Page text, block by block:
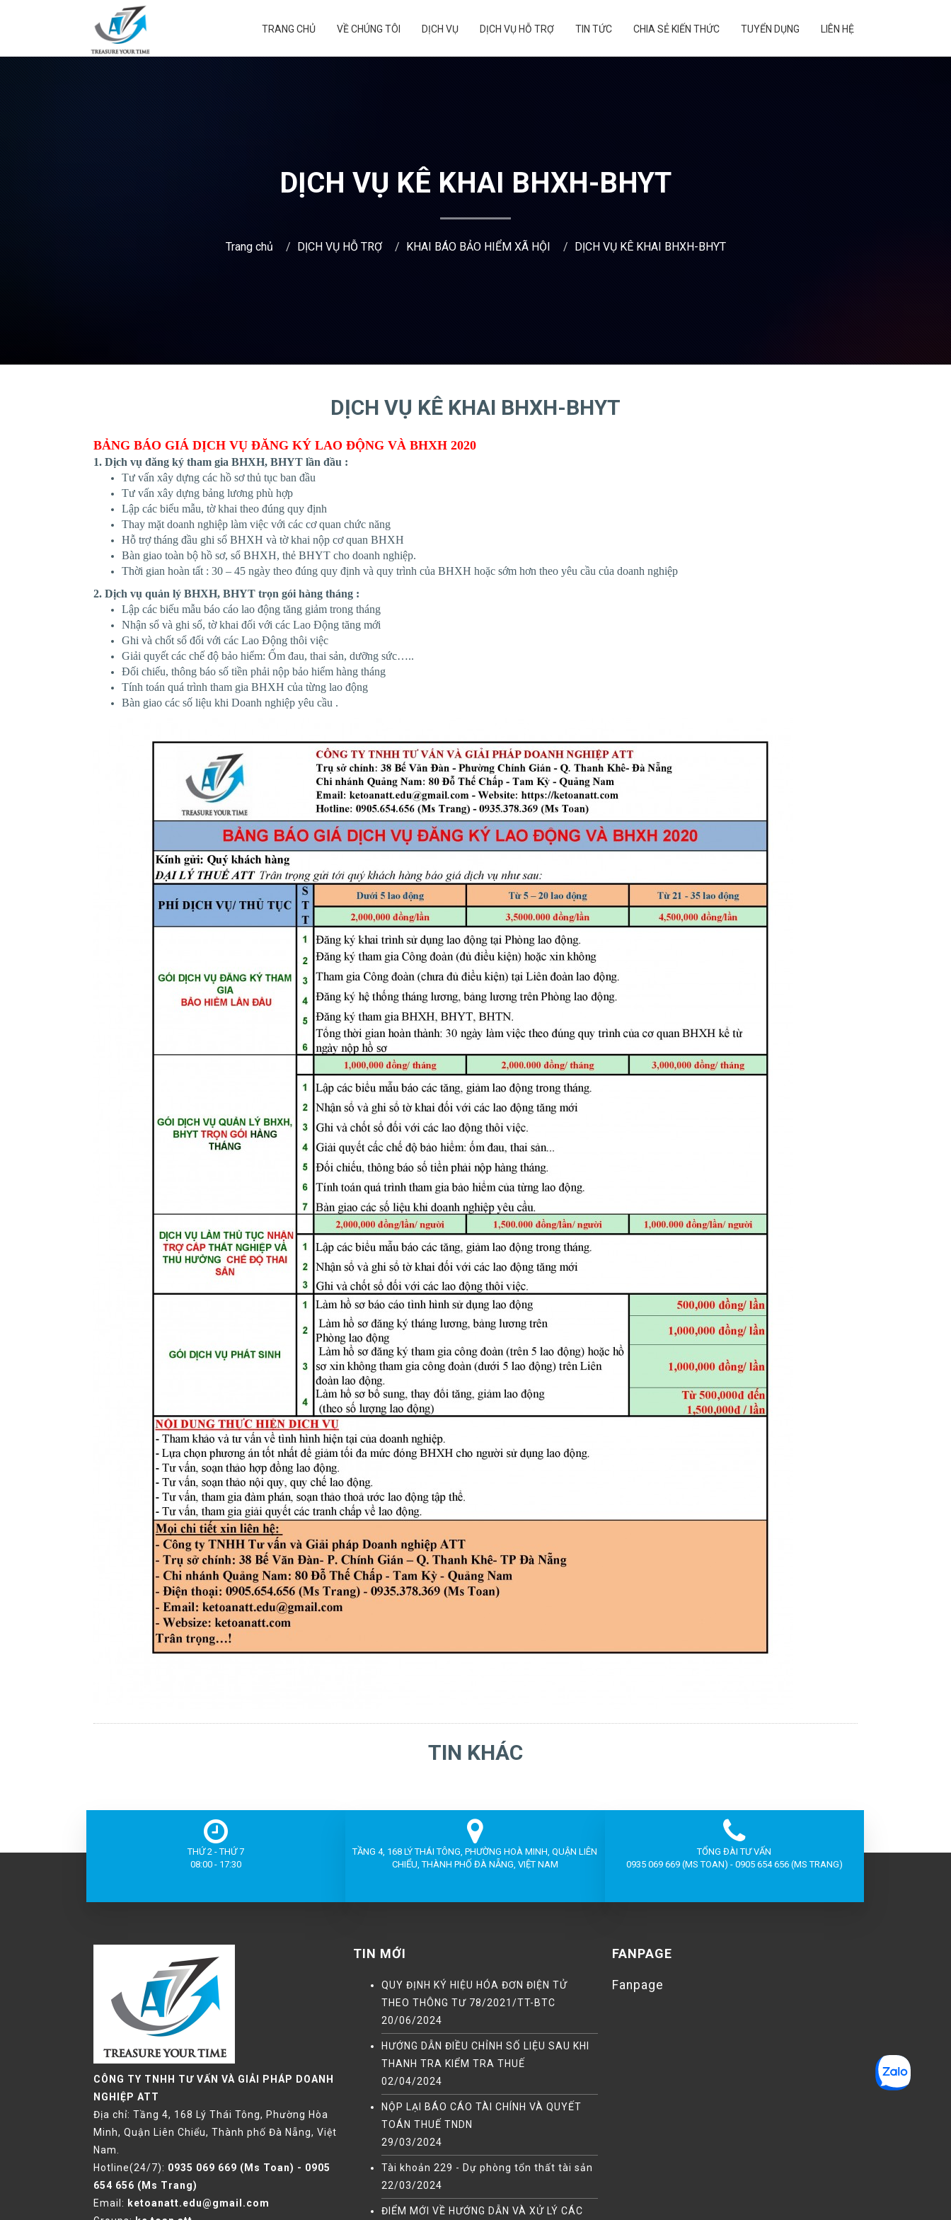
TRANG CHỦ VỀ CHÚNG TÔI DỊCH VỤ DỊCH VỤ HỖ TRỢ TIN TỨC CHIA SẺ KIẾN THỨC TUYỂN DỤNG LIÊN HỆ
DỊCH VỤ KÊ KHAI BHXH-BHYT
Trang chủ DỊCH VỤ HỖ TRỢ KHAI BÁO BẢO HIỂM XÃ HỘI DỊCH VỤ KÊ KHAI BHXH-BHYT
DỊCH VỤ KÊ KHAI BHXH-BHYT
BẢNG BÁO GIÁ DỊCH VỤ ĐĂNG KÝ LAO ĐỘNG VÀ BHXH 2020
1. Dịch vụ đăng ký tham gia BHXH, BHYT lần đầu :
Tư vấn xây dựng các hồ sơ thủ tục ban đầu
Tư vấn xây dựng bảng lương phù hợp
Lập các biểu mẫu, tờ khai theo đúng quy định
Thay mặt doanh nghiệp làm việc với các cơ quan chức năng
Hỗ trợ tháng đầu ghi sổ BHXH và tờ khai nộp cơ quan BHXH
Bàn giao toàn bộ hồ sơ, sổ BHXH, thẻ BHYT cho doanh nghiệp.
Thời gian hoàn tất : 30 – 45 ngày theo đúng quy định và quy trình của BHXH hoặc sớm hơn theo yêu cầu của doanh nghiệp
2. Dịch vụ quản lý BHXH, BHYT trọn gói hàng tháng :
Lập các biếu mẫu báo cáo lao động tăng giảm trong tháng
Nhận sổ và ghi sổ, tờ khai đối với các Lao Động tăng mới
Ghi và chốt sổ đối với các Lao Động thôi việc
Giải quyết các chế độ bảo hiểm: Ốm đau, thai sản, dưỡng sức…..
Đối chiếu, thông báo số tiền phải nộp bảo hiểm hàng tháng
Tính toán quá trình tham gia BHXH của từng lao động
Bàn giao các số liệu khi Doanh nghiệp yêu cầu .
TIN KHÁC
THỨ 2 - THỨ 7
08:00 - 17:30
TẦNG 4, 168 LÝ THÁI TÔNG, PHƯỜNG HOÀ MINH, QUẬN LIÊN
CHIỂU, THÀNH PHỐ ĐÀ NẴNG, VIỆT NAM
TỔNG ĐÀI TƯ VẤN
0935 069 669 (MS TOAN) - 0905 654 656 (MS TRANG)
CÔNG TY TNHH TƯ VẤN VÀ GIẢI PHÁP DOANH
NGHIỆP ATT
Địa chỉ: Tầng 4, 168 Lý Thái Tông, Phường Hòa
Minh, Quận Liên Chiểu, Thành phố Đà Nẵng, Việt
Nam.
Hotline(24/7): 0935 069 669 (Ms Toan) - 0905
654 656 (Ms Trang)
Email: ketoanatt.edu@gmail.com
TIN MỚI
QUY ĐỊNH KÝ HIỆU HÓA ĐƠN ĐIỆN TỬ
THEO THÔNG TƯ 78/2021/TT-BTC
20/06/2024
HƯỚNG DẪN ĐIỀU CHỈNH SỐ LIỆU SAU KHI
THANH TRA KIỂM TRA THUẾ
02/04/2024
NỘP LẠI BÁO CÁO TÀI CHÍNH VÀ QUYẾT
TOÁN THUẾ TNDN
29/03/2024
Tài khoản 229 - Dự phòng tổn thất tài sản
22/03/2024
ĐIỂM MỚI VỀ HƯỚNG DẪN VÀ XỬ LÝ CÁC
FANPAGE
Fanpage